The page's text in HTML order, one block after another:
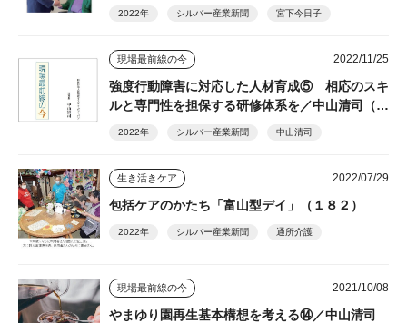
2022年 シルバー産業新聞 宮下今日子
現場最前線の今 2022/11/25
強度行動障害に対応した人材育成⑤ 相応のスキ
ルと専門性を担保する研修体系を／中山清司（１
2022年 シルバー産業新聞 中山清司
生き活きケア 2022/07/29
包括ケアのかたち「富山型デイ」（１８２）
2022年 シルバー産業新聞 通所介護
現場最前線の今 2021/10/08
やまゆり園再生基本構想を考える⑭／中山清司